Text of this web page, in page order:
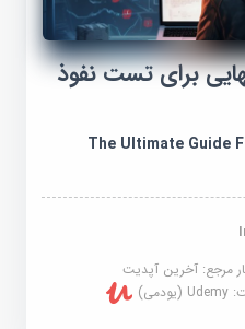
برای تست نفوذ
The Ultimate
مرجع:آخرین آپدیت
Udemy (یودمی)